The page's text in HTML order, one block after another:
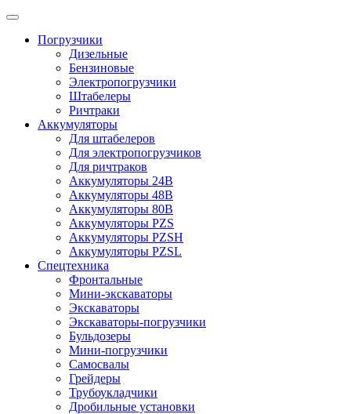
Погрузчики
Дизельные
Бензиновые
Электропогрузчики
Штабелеры
Ричтраки
Аккумуляторы
Для штабелеров
Для электропогрузчиков
Для ричтраков
Аккумуляторы 24В
Аккумуляторы 48В
Аккумуляторы 80В
Аккумуляторы PZS
Аккумуляторы PZSH
Аккумуляторы PZSL
Спецтехника
Фронтальные
Мини-экскаваторы
Экскаваторы
Экскаваторы-погрузчики
Бульдозеры
Мини-погрузчики
Самосвалы
Грейдеры
Трубоукладчики
Дробильные установки